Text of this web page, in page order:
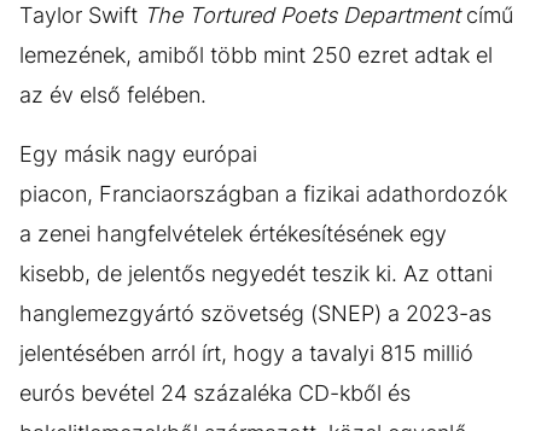
Taylor Swift The Tortured Poets Departmentcímű
lemezének, amiből több mint 250 ezret adtak el
az év első felében.
Egy másik nagy európai
piacon, Franciaországban a fizikai adathordozók
a zenei hangfelvételek értékesítésének egy
kisebb, de jelentős negyedét teszik ki. Az ottani
hanglemezgyártó szövetség (SNEP) a 2023-as
jelentésében arról írt, hogy a tavalyi 815 millió
eurós bevétel 24 százaléka CD-kből és